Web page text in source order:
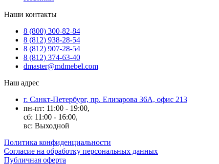
Наши контакты
8 (800) 300-82-84
8 (812) 938-28-54
8 (812) 907-28-54
8 (812) 374-63-40
dmaster@mdmebel.com
Наш адрес
г. Санкт-Петербург, пр. Елизарова 36А, офис 213
пн-пт: 11:00 - 19:00,
сб: 11:00 - 16:00,
вс: Выходной
Политика конфиденциальности
Согласие на обработку персональных данных
Публичная оферта